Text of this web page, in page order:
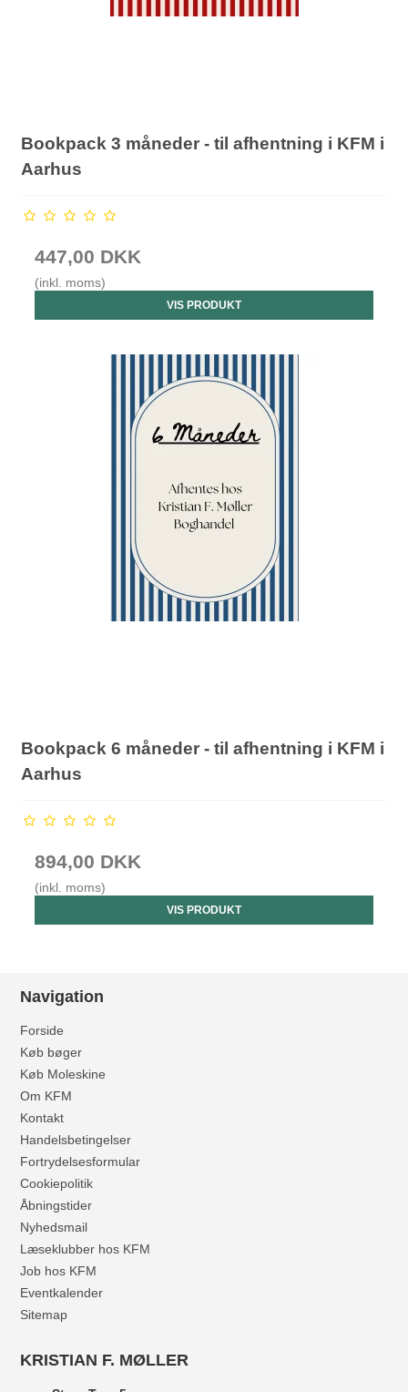
Bookpack 3 måneder - til afhentning i KFM i
Aarhus
447,00 DKK
(inkl. moms)
VIS PRODUKT
Bookpack 6 måneder - til afhentning i KFM i
Aarhus
894,00 DKK
(inkl. moms)
VIS PRODUKT
Navigation
Forside
Køb bøger
Køb Moleskine
Om KFM
Kontakt
Handelsbetingelser
Fortrydelsesformular
Cookiepolitik
Åbningstider
Nyhedsmail
Læseklubber hos KFM
Job hos KFM
Eventkalender
Sitemap
KRISTIAN F. MØLLER